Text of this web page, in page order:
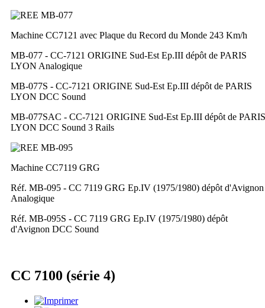
Machine CC7121 avec Plaque du Record du Monde 243 Km/h
MB-077 - CC-7121 ORIGINE Sud-Est Ep.III dépôt de PARIS
LYON Analogique
MB-077S - CC-7121 ORIGINE Sud-Est Ep.III dépôt de PARIS
LYON DCC Sound
MB-077SAC - CC-7121 ORIGINE Sud-Est Ep.III dépôt de PARIS
LYON DCC Sound 3 Rails
Machine CC7119 GRG
Réf. MB-095 - CC 7119 GRG Ep.IV (1975/1980) dépôt d'Avignon
Analogique
Réf. MB-095S - CC 7119 GRG Ep.IV (1975/1980) dépôt
d'Avignon DCC Sound
CC 7100 (série 4)